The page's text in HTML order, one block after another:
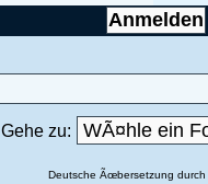
Gehe zu:
Deutsche Ãœbersetzung durch